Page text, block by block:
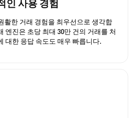
인 사용 경험
활한 거래 경험을 최우선으로 생각합
엔진은 초당 최대 30만 건의 거래를 처
대한 응답 속도도 매우 빠릅니다.